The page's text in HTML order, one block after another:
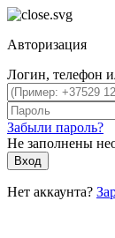
Авторизация
Логин, телефон
Забыли пароль?
Не заполнены
Вход
Нет аккаунта?